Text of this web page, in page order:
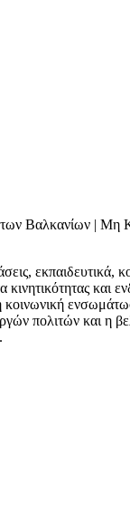
εκπαιδευτικά,
κινητικότητας και
κοινωνική
πολιτών και η